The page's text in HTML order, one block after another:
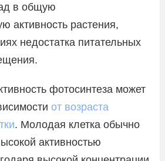
в общую
активность растения,
недостатка питательных
фотосинтеза может
от возраста
. Молодая клетка обычно
активностью